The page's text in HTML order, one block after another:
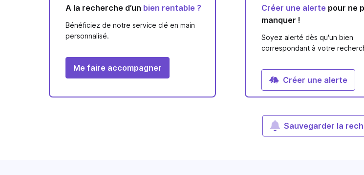
A la recherche d’un bien rentable ?
Bénéficiez de notre service clé en main
personnalisé.
Me faire accompagner
Créer une alerte pour ne
manquer !
Soyez alerté dès qu'un bien
correspondant à votre
Créer une alerte
Sauvegarder la